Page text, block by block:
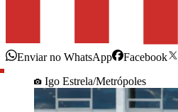
Enviar no WhatsApp Facebook
Igo Estrela/Metrópoles